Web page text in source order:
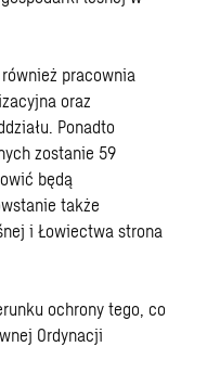
pracownia
oraz
Ponadto
zostanie 59
będą
także
i Łowiectwa strona
ochrony tego, co
Ordynacji